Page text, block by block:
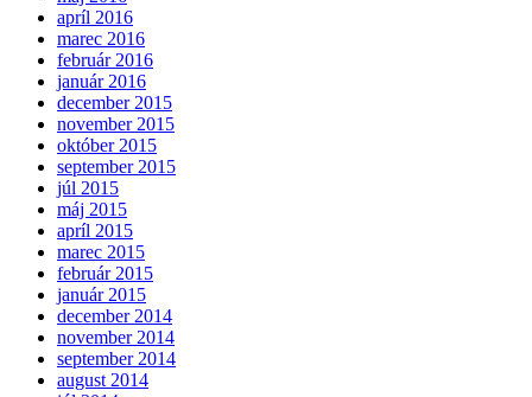
apríl 2016
marec 2016
február 2016
január 2016
december 2015
november 2015
október 2015
september 2015
júl 2015
máj 2015
apríl 2015
marec 2015
február 2015
január 2015
december 2014
november 2014
september 2014
august 2014